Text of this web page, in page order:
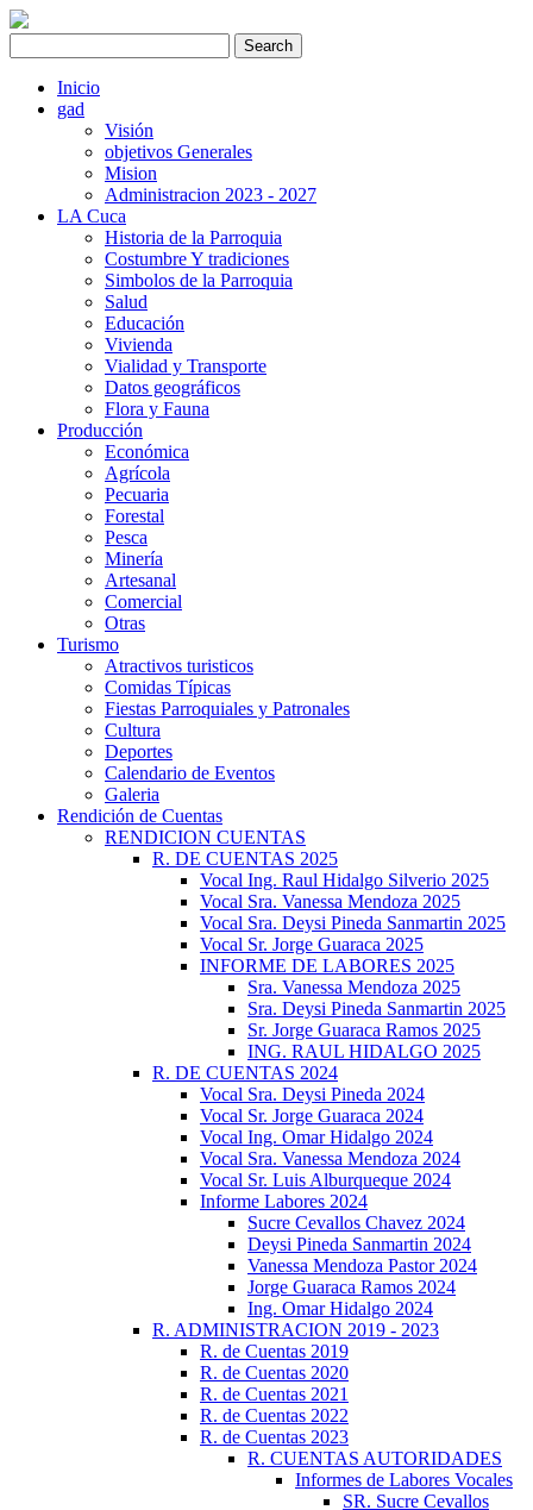
Inicio
gad
Visión
objetivos Generales
Mision
Administracion 2023 - 2027
LA Cuca
Historia de la Parroquia
Costumbre Y tradiciones
Simbolos de la Parroquia
Salud
Educación
Vivienda
Vialidad y Transporte
Datos geográficos
Flora y Fauna
Producción
Económica
Agrícola
Pecuaria
Forestal
Pesca
Minería
Artesanal
Comercial
Otras
Turismo
Atractivos turisticos
Comidas Típicas
Fiestas Parroquiales y Patronales
Cultura
Deportes
Calendario de Eventos
Galeria
Rendición de Cuentas
RENDICION CUENTAS
R. DE CUENTAS 2025
Vocal Ing. Raul Hidalgo Silverio 2025
Vocal Sra. Vanessa Mendoza 2025
Vocal Sra. Deysi Pineda Sanmartin 2025
Vocal Sr. Jorge Guaraca 2025
INFORME DE LABORES 2025
Sra. Vanessa Mendoza 2025
Sra. Deysi Pineda Sanmartin 2025
Sr. Jorge Guaraca Ramos 2025
ING. RAUL HIDALGO 2025
R. DE CUENTAS 2024
Vocal Sra. Deysi Pineda 2024
Vocal Sr. Jorge Guaraca 2024
Vocal Ing. Omar Hidalgo 2024
Vocal Sra. Vanessa Mendoza 2024
Vocal Sr. Luis Alburqueque 2024
Informe Labores 2024
Sucre Cevallos Chavez 2024
Deysi Pineda Sanmartin 2024
Vanessa Mendoza Pastor 2024
Jorge Guaraca Ramos 2024
Ing. Omar Hidalgo 2024
R. ADMINISTRACION 2019 - 2023
R. de Cuentas 2019
R. de Cuentas 2020
R. de Cuentas 2021
R. de Cuentas 2022
R. de Cuentas 2023
R. CUENTAS AUTORIDADES
Informes de Labores Vocales
SR. Sucre Cevallos